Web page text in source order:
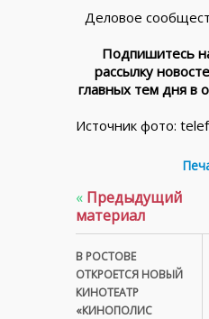
Деловое
Подпишитесь
рассылку
главных тем дня в
Источник фото:
« Предыдущий
материал
В РОСТОВЕ
ОТКРОЕТСЯ НОВЫЙ
КИНОТЕАТР
«КИНОПОЛИС